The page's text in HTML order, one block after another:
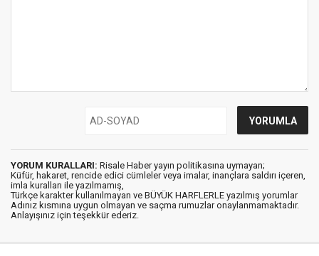
YORUM KURALLARI: Risale Haber yayın politikasına uymayan;
Küfür, hakaret, rencide edici cümleler veya imalar, inançlara saldırı içeren,
imla kuralları ile yazılmamış,
Türkçe karakter kullanılmayan ve BÜYÜK HARFLERLE yazılmış yorumlar
Adınız kısmına uygun olmayan ve saçma rumuzlar onaylanmamaktadır.
Anlayışınız için teşekkür ederiz.